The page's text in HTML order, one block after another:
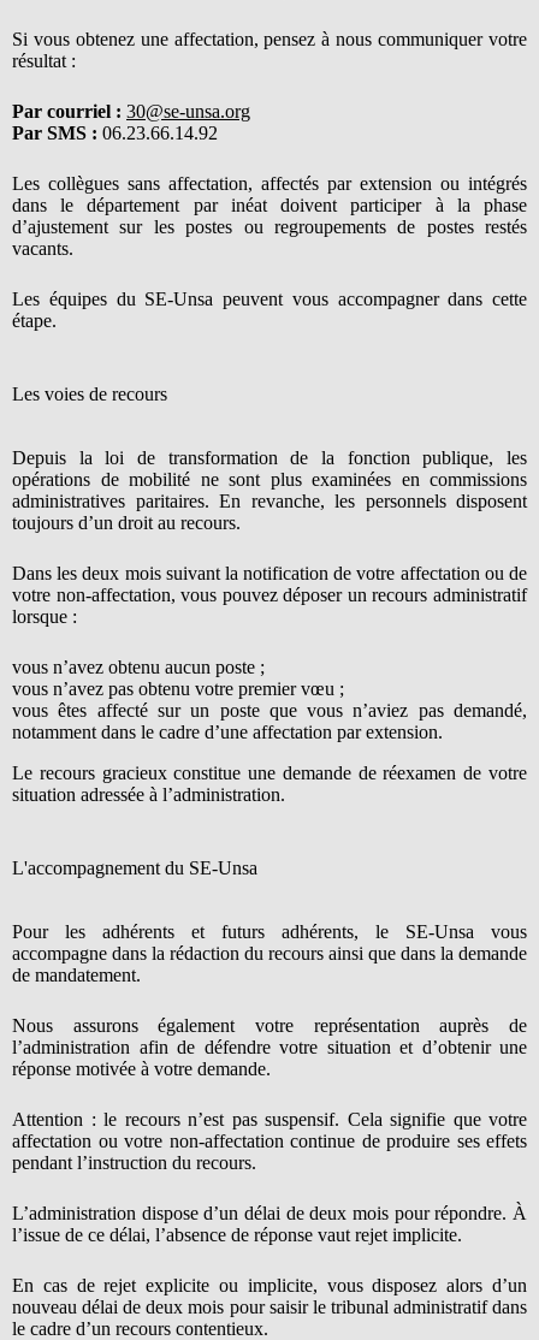
Si vous obtenez une affectation, pensez à nous communiquer votre
résultat :
Par courriel : 30@se-unsa.org
Par SMS : 06.23.66.14.92
Les collègues sans affectation, affectés par extension ou intégrés
dans le département par inéat doivent participer à la phase
d’ajustement sur les postes ou regroupements de postes restés
vacants.
Les équipes du SE-Unsa peuvent vous accompagner dans cette
étape.
Les voies de recours
Depuis la loi de transformation de la fonction publique, les
opérations de mobilité ne sont plus examinées en commissions
administratives paritaires. En revanche, les personnels disposent
toujours d’un droit au recours.
Dans les deux mois suivant la notification de votre affectation ou de
votre non-affectation, vous pouvez déposer un recours administratif
lorsque :
vous n’avez obtenu aucun poste ;
vous n’avez pas obtenu votre premier vœu ;
vous êtes affecté sur un poste que vous n’aviez pas demandé,
notamment dans le cadre d’une affectation par extension.
Le recours gracieux constitue une demande de réexamen de votre
situation adressée à l’administration.
L'accompagnement du SE-Unsa
Pour les adhérents et futurs adhérents, le SE-Unsa vous
accompagne dans la rédaction du recours ainsi que dans la demande
de mandatement.
Nous assurons également votre représentation auprès de
l’administration afin de défendre votre situation et d’obtenir une
réponse motivée à votre demande.
Attention : le recours n’est pas suspensif. Cela signifie que votre
affectation ou votre non-affectation continue de produire ses effets
pendant l’instruction du recours.
L’administration dispose d’un délai de deux mois pour répondre. À
l’issue de ce délai, l’absence de réponse vaut rejet implicite.
En cas de rejet explicite ou implicite, vous disposez alors d’un
nouveau délai de deux mois pour saisir le tribunal administratif dans
le cadre d’un recours contentieux.